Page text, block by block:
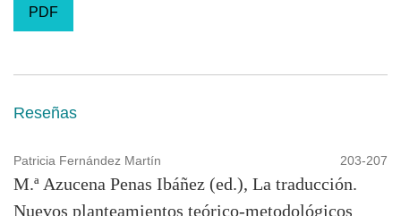
PDF
Reseñas
Patricia Fernández Martín 203-207
M.ª Azucena Penas Ibáñez (ed.), La traducción.
Nuevos planteamientos teórico-metodológicos